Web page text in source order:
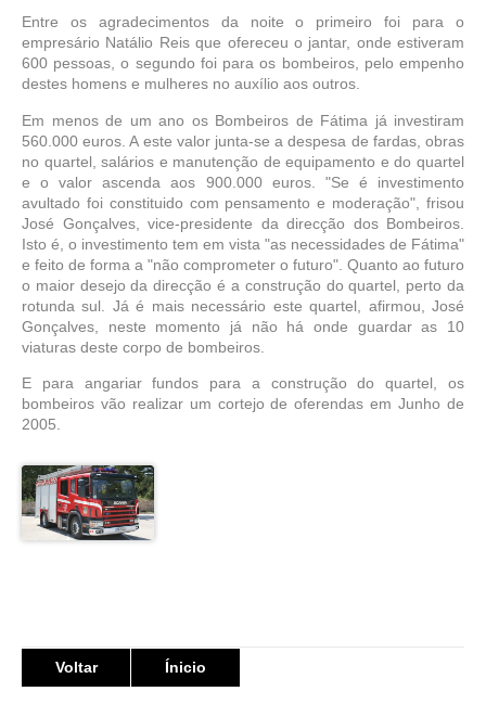
Entre os agradecimentos da noite o primeiro foi para o
empresário Natálio Reis que ofereceu o jantar, onde estiveram
600 pessoas, o segundo foi para os bombeiros, pelo empenho
destes homens e mulheres no auxílio aos outros.
Em menos de um ano os Bombeiros de Fátima já investiram
560.000 euros. A este valor junta-se a despesa de fardas, obras
no quartel, salários e manutenção de equipamento e do quartel
e o valor ascenda aos 900.000 euros. "Se é investimento
avultado foi constituido com pensamento e moderação", frisou
José Gonçalves, vice-presidente da direcção dos Bombeiros.
Isto é, o investimento tem em vista "as necessidades de Fátima"
e feito de forma a "não comprometer o futuro". Quanto ao futuro
o maior desejo da direcção é a construção do quartel, perto da
rotunda sul. Já é mais necessário este quartel, afirmou, José
Gonçalves, neste momento já não há onde guardar as 10
viaturas deste corpo de bombeiros.
E para angariar fundos para a construção do quartel, os
bombeiros vão realizar um cortejo de oferendas em Junho de
2005.
Voltar Ínicio